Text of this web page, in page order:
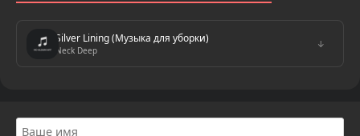
Silver Lining (Музыка для уборки)
Neck Deep
↓